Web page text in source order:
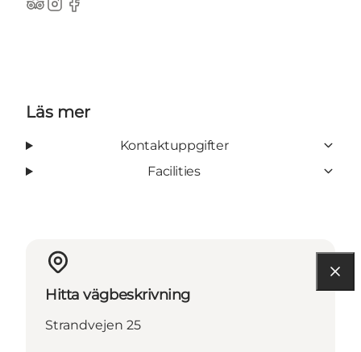
TripAdvisor
Instagram
Facebook
Läs mer
Kontaktuppgifter
Facilities
Hitta vägbeskrivning
Strandvejen 25